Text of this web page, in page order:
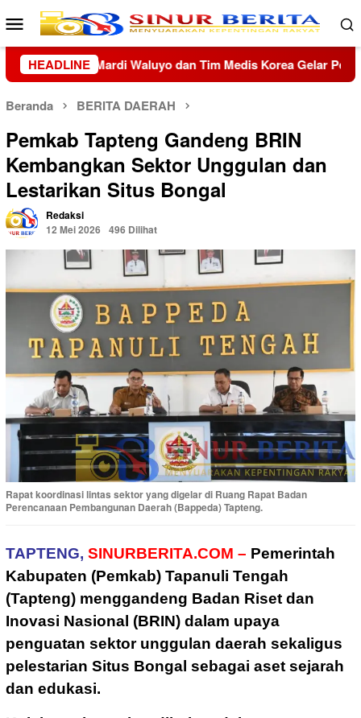
Loncat
ke
konten
Menu
Mobile
HEADLINE
Korea Gelar Pengobatan Gratis 19 Kafilah
Beranda BERITA DAERAH
Pemkab Tapteng Gandeng BRIN
Kembangkan Sektor Unggulan dan
Lestarikan Situs Bongal
Redaksi
12 Mei 2026
496 Dilihat
Rapat koordinasi lintas sektor yang digelar di Ruang Rapat Badan
Perencanaan Pembangunan Daerah (Bappeda) Tapteng.
TAPTENG, SINURBERITA.COM – Pemerintah
Kabupaten (Pemkab) Tapanuli Tengah
(Tapteng) menggandeng Badan Riset dan
Inovasi Nasional (BRIN) dalam upaya
penguatan sektor unggulan daerah sekaligus
pelestarian Situs Bongal sebagai aset sejarah
dan edukasi.